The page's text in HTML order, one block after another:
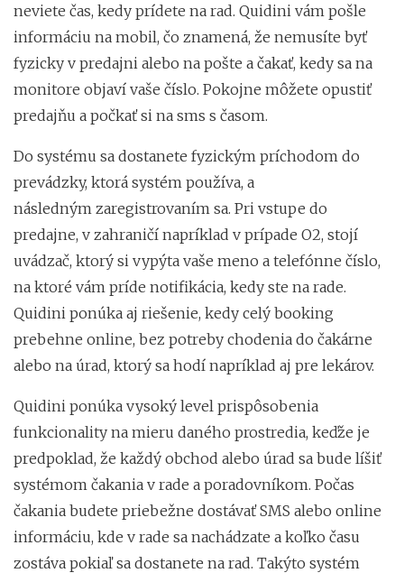
neviete čas, kedy prídete na rad. Quidini vám pošle
informáciu na mobil, čo znamená, že nemusíte byť
fyzicky v predajni alebo na pošte a čakať, kedy sa na
monitore objaví vaše číslo. Pokojne môžete opustiť
predajňu a počkať si na sms s časom.
Do systému sa dostanete fyzickým príchodom do
prevádzky, ktorá systém používa, a
následným zaregistrovaním sa. Pri vstupe do
predajne, v zahraničí napríklad v prípade O2, stojí
uvádzač, ktorý si vypýta vaše meno a telefónne číslo,
na ktoré vám príde notifikácia, kedy ste na rade.
Quidini ponúka aj riešenie, kedy celý booking
prebehne online, bez potreby chodenia do čakárne
alebo na úrad, ktorý sa hodí napríklad aj pre lekárov.
Quidini ponúka vysoký level prispôsobenia
funkcionality na mieru daného prostredia, keďže je
predpoklad, že každý obchod alebo úrad sa bude líšiť
systémom čakania v rade a poradovníkom. Počas
čakania budete priebežne dostávať SMS alebo online
informáciu, kde v rade sa nachádzate a koľko času
zostáva pokiaľ sa dostanete na rad. Takýto systém